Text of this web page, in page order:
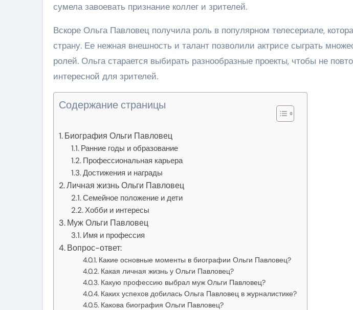
сумела завоевать признание коллег и зрителей.
Вскоре Ольга Павловец получила роль в популярном телесериале,
страну. Ее нежная внешность и талант позволили актрисе сыграть
ролей. Ольга старается выбирать разнообразные проекты, чтобы не
интересной для зрителей.
Содержание страницы
Биография Ольги Павловец
Ранние годы и образование
Профессиональная карьера
Достижения и награды
Личная жизнь Ольги Павловец
Семейное положение и дети
Хобби и интересы
Муж Ольги Павловец
Имя и профессия
Вопрос-ответ:
Какие основные моменты в биографии Ольги Павловец?
Какая личная жизнь у Ольги Павловец?
Какую профессию выбрал муж Ольги Павловец?
Каких успехов добилась Ольга Павловец в журналистике?
Какова биография Ольги Павловец?